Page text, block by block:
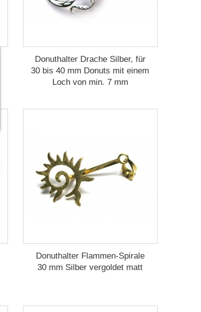
Donuthalter Drache Silber, für
30 bis 40 mm Donuts mit einem
Loch von min. 7 mm
Donuthalter Flammen-Spirale
30 mm Silber vergoldet matt